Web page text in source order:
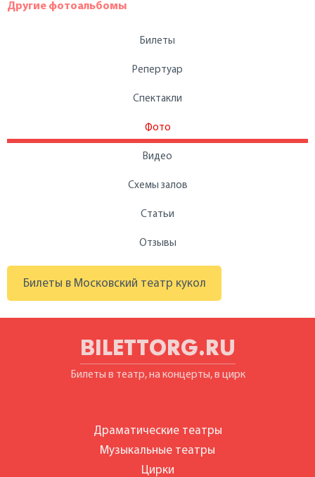
Другие фотоальбомы
Билеты
Репертуар
Спектакли
Фото
Видео
Схемы залов
Статьи
Отзывы
Билеты в Московский театр кукол
BILETTORG.RU
Билеты в театр, на концерты, в цирк
Драматические театры
Музыкальные театры
Цирки